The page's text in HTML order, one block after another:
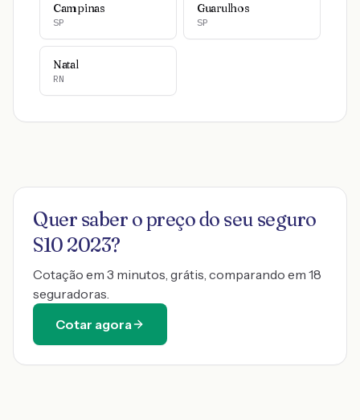
Campinas
SP
Guarulhos
SP
Natal
RN
Quer saber o preço do seu seguro
S10 2023?
Cotação em 3 minutos, grátis, comparando em 18
seguradoras.
Cotar agora